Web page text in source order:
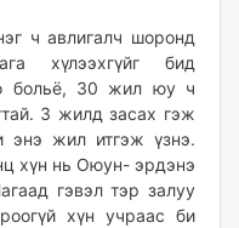
ч авлигалч шоронд
хүлээхгүйг бид
больё, 30 жил юу ч
3 жилд засах гэж
энэ жил итгэж үзнэ.
хүн нь Оюун- эрдэнэ
гэвэл тэр залуу
хүн учраас би